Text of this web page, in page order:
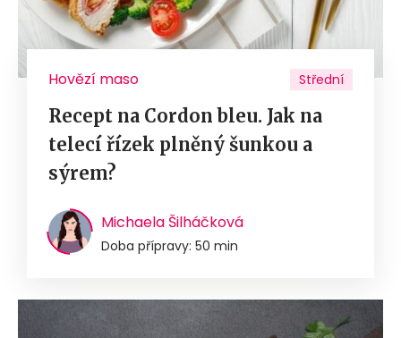
Hovězí maso Střední
Recept na Cordon bleu. Jak na
telecí řízek plněný šunkou a
sýrem?
Michaela Šilháčková
Doba přípravy: 50 min